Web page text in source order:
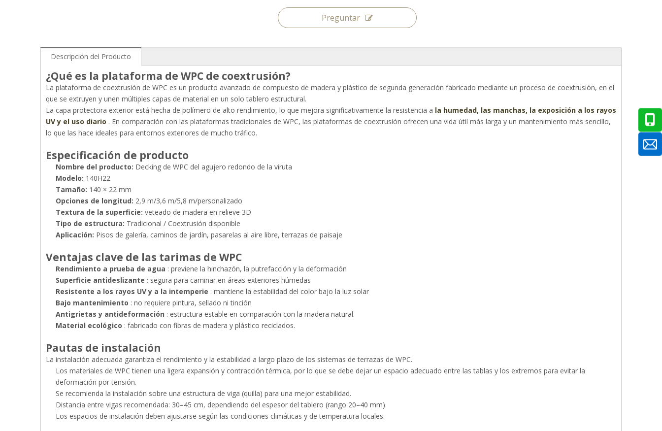
Preguntar
Descripción del Producto
¿Qué es la plataforma de WPC de coextrusión?
La plataforma de coextrusión de WPC es un producto avanzado de compuesto de madera y plástico de segunda generación fabricado mediante un proceso de coextrusión, en el
que se extruyen y unen múltiples capas de material en un solo tablero estructural.
La capa protectora exterior está hecha de polímero de alto rendimiento, lo que mejora significativamente la resistencia a la humedad, las manchas, la exposición a los rayos
UV y el uso diario . En comparación con las plataformas tradicionales de WPC, las plataformas de coextrusión ofrecen una vida útil más larga y un mantenimiento más sencillo,
lo que las hace ideales para entornos exteriores de mucho tráfico.
Especificación de producto
Nombre del producto: Decking de WPC del agujero redondo de la viruta
Modelo: 140H22
Tamaño: 140 × 22 mm
Opciones de longitud: 2,9 m/3,6 m/5,8 m/personalizado
Textura de la superficie: veteado de madera en relieve 3D
Tipo de estructura: Tradicional / Coextrusión disponible
Aplicación: Pisos de galería, caminos de jardín, pasarelas al aire libre, terrazas de paisaje
Ventajas clave de las tarimas de WPC
Rendimiento a prueba de agua : previene la hinchazón, la putrefacción y la deformación
Superficie antideslizante : segura para caminar en áreas exteriores húmedas
Resistente a los rayos UV y a la intemperie : mantiene la estabilidad del color bajo la luz solar
Bajo mantenimiento : no requiere pintura, sellado ni tinción
Antigrietas y antideformación : estructura estable en comparación con la madera natural.
Material ecológico : fabricado con fibras de madera y plástico reciclados.
Pautas de instalación
La instalación adecuada garantiza el rendimiento y la estabilidad a largo plazo de los sistemas de terrazas de WPC.
Los materiales de WPC tienen una ligera expansión y contracción térmica, por lo que se debe dejar un espacio adecuado entre las tablas y los extremos para evitar la
deformación por tensión.
Se recomienda la instalación sobre una estructura de viga (quilla) para una mejor estabilidad.
Distancia entre vigas recomendada: 30–45 cm, dependiendo del espesor del tablero (rango 20–40 mm).
Los espacios de instalación deben ajustarse según las condiciones climáticas y de temperatura locales.